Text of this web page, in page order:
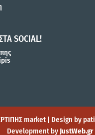
SOCIAL!
market | Design by
Development by JustWeb.gr